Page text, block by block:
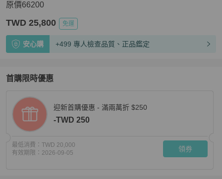
原價66200
TWD 25,800 免運
安心購 +499 專人檢查品質、正品鑑定
首購限時優惠
迎新首購優惠 - 滿兩萬折 $250
-TWD 250
最低消費： TWD 20,000
有效期限： 2026-09-05 領券